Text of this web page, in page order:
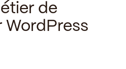
de
WordPress